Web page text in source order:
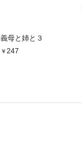
義母と姉と３
247